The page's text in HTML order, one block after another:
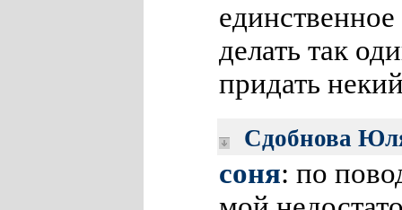
делать так
придать
Сдобнова
соня: по